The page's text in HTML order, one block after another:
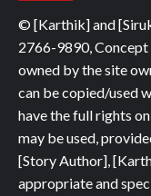
© [Karthik] and
2766-9890,
owned by the site
can be copied/used
have the full rights
may be used,
[Story Author],
appropriate and